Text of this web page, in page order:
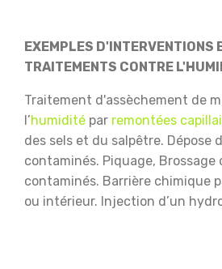
EXEMPLES D'INTERVENTIONS
TRAITEMENTS CONTRE
Traitement d'assèchement de
l’humidité par remontées
des sels et du salpêtre. Dépose
contaminés. Piquage,
contaminés. Barrière chimique
ou intérieur. Injection d’un